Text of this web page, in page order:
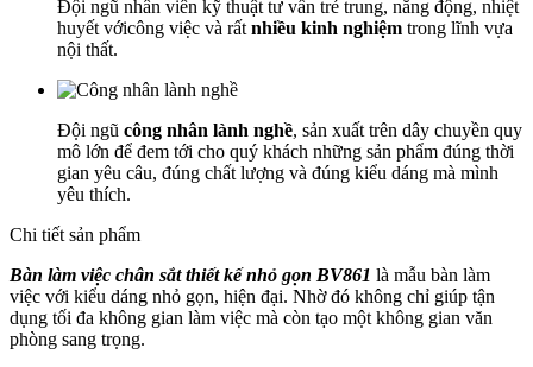
Đội ngũ nhân viên kỹ thuật tư vấn trẻ trung, năng động, nhiệt
huyết vớicông việc và rất nhiều kinh nghiệm trong lĩnh vựa
nội thất.
Đội ngũ công nhân lành nghề, sản xuất trên dây chuyền quy
mô lớn để đem tới cho quý khách những sản phẩm đúng thời
gian yêu câu, đúng chất lượng và đúng kiểu dáng mà mình
yêu thích.
Chi tiết sản phẩm
Bàn làm việc chân sắt thiết kế nhỏ gọn BV861 là mẫu bàn làm
việc với kiểu dáng nhỏ gọn, hiện đại. Nhờ đó không chỉ giúp tận
dụng tối đa không gian làm việc mà còn tạo một không gian văn
phòng sang trọng.